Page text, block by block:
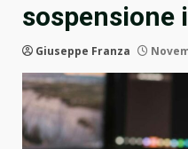
sospensione
Giuseppe Franza